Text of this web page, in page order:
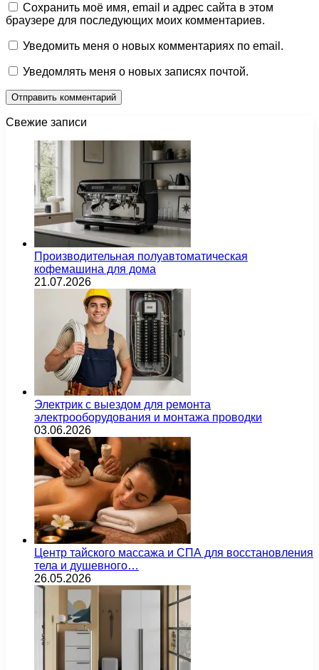
Сохранить моё имя, email и адрес сайта в этом
браузере для последующих моих комментариев.
Уведомить меня о новых комментариях по email.
Уведомлять меня о новых записях почтой.
Свежие записи
Производительная полуавтоматическая
кофемашина для дома
21.07.2026
Электрик с выездом для ремонта
электрооборудования и монтажа проводки
03.06.2026
Центр тайского массажа и СПА для восстановления
тела и душевного…
26.05.2026